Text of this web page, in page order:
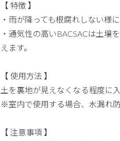
【 特徴 】
・雨が降っても根腐れしない様
・通気性の高いBACSACは土壌
えます。
【 使用方法 】
土を裏地が見えなくなる程度に
※室内で使用する場合、水漏れ
【 注意事項 】